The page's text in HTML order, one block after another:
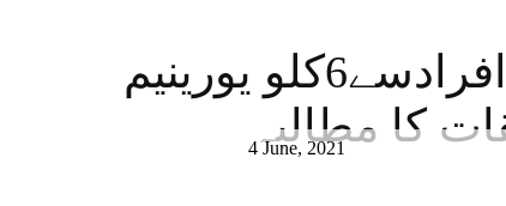
بھارت میں مزید سات افرادسے6کلو یورینیم
کا مطالبہ
4 June, 2021